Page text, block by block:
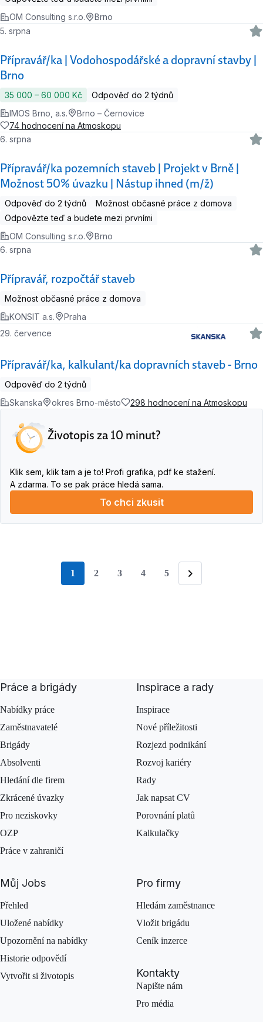
OM Consulting s.r.o.
Brno
Přípravář/ka | Vodohospodářské a dopravní stavby |
Brno
5. srpna
35 000 ‍–‍ 60 000 Kč
Odpověď do 2 týdnů
IMOS Brno, a.s.
Brno – Černovice
74 hodnocení na Atmoskopu
Přípravář/ka pozemních staveb | Projekt v Brně |
Možnost 50% úvazku | Nástup ihned (m/ž)
6. srpna
Odpověď do 2 týdnů
Možnost občasné práce z domova
Odpovězte teď a budete mezi prvními
OM Consulting s.r.o.
Brno
Přípravář, rozpočtář staveb
6. srpna
Možnost občasné práce z domova
KONSIT a.s.
Praha
Přípravář/ka, kalkulant/ka dopravních staveb - Brno
29. července
Odpověď do 2 týdnů
Skanska
okres Brno-město 298 hodnocení na Atmoskopu
Životopis za 10 minut?
Klik sem, klik tam a je to! Profi grafika, pdf ke stažení.
A zdarma. To se pak práce hledá sama.
To chci zkusit
stránka
1 2 3 4 5
Následující
Práce a brigády
Nabídky práce
Zaměstnavatelé
Brigády
Absolventi
Hledání dle firem
Zkrácené úvazky
Pro neziskovky
OZP
Práce v zahraničí
Inspirace a rady
Inspirace
Nové příležitosti
Rozjezd podnikání
Rozvoj kariéry
Rady
Jak napsat CV
Porovnání platů
Kalkulačky
Můj Jobs
Přehled
Uložené nabídky
Upozornění na nabídky
Historie odpovědí
Vytvořit si životopis
Pro firmy
Hledám zaměstnance
Vložit brigádu
Ceník inzerce
Kontakty
Napište nám
Pro média